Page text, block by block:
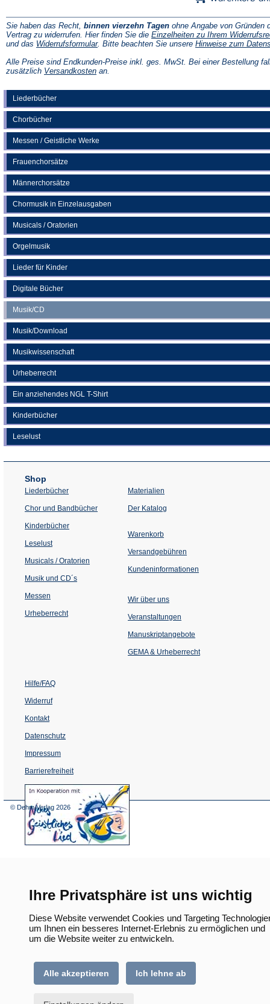
Ihre Privatsphäre ist uns wichtig
Diese Website verwendet Cookies und Targeting
um Ihnen ein besseres Internet-Erlebnis zu ermöglichen und
um die Website weiter zu entwickeln.
Alle akzeptieren Ich lehne ab
Liederbücher
Chorbücher
Messen / Geistliche Werke
Frauenchorsätze
Männerchorsätze
Chormusik in Einzelausgaben
Musicals / Oratorien
Orgelmusik
Lieder für Kinder
Digitale Bücher
Musik/CD
Musik/Download
Musikwissenschaft
Urheberrecht
Ein anziehendes NGL T-Shirt
Kinderbücher
Leselust
Sie haben das Recht, binnen vierzehn Tagen ohne Angabe von Gründen
Vertrag zu widerrufen. Hier finden Sie die Einzelheiten zu Ihrem
und das Widerrufsformular(Öffnet
einem
neuen
. Bitte beachten Sie unsere Hinweise zum
Alle Preise sind Endkunden-Preise inkl. ges. MwSt. Bei einer Bestellung
zusätzlich Versandkosten(Öffnet
an.
Shop
Liederbücher
Chor und Bandbücher
Kinderbücher
Leselust
Musicals / Oratorien
Musik und CD´s
Messen
Urheberrecht
Materialien
Der Katalog
Warenkorb
Versandgebühren
Kundeninformationen
Wir über uns
Veranstaltungen
einem
Tab)
Manuskriptangebote
GEMA & Urheberrecht
Hilfe/FAQ
Widerruf
Kontakt
Datenschutz
Impressum
Barrierefreiheit
(Öffnet
in
© Dehm Verlag 2026